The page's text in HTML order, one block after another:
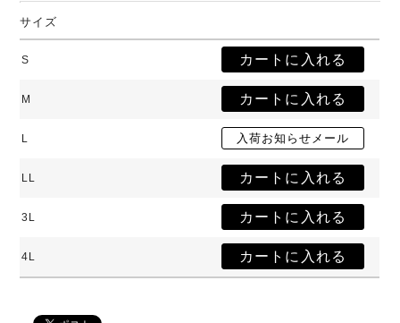
サイズ
S
M
L
LL
3L
4L